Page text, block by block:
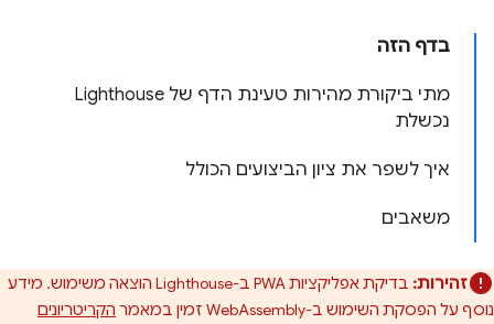
בדף הזה
מתי ביקורת מהירות טעינת הדף של Lighthouse
נכשלת
איך לשפר את ציון הביצועים הכולל
משאבים
זהירות:
בדיקת אפליקציות PWA ב-Lighthouse הוצאה משימוש. מידע
נוסף על הפסקת השימוש ב-WebAssembly זמין במאמר
הקריטריונים